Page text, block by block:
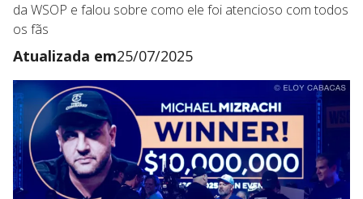
da WSOP e falou sobre como ele foi atencioso com todos
os fãs
Atualizada em25/07/2025